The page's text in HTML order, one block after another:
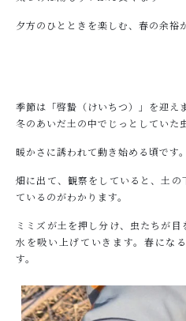
店舗概要
ショッピングガイド
PRIVACY
お問
夕方のひとときを楽しむ、春の余裕
季節は「啓蟄（けいちつ）」を迎え
冬のあいだ土の中でじっとしていた
暖かさに誘われて動き始める頃です。
畑に出て、観察をしていると、土
ているのがわかります。
ミミズが土を押し分け、虫たちが
水を吸い上げていきます。春にな
す。